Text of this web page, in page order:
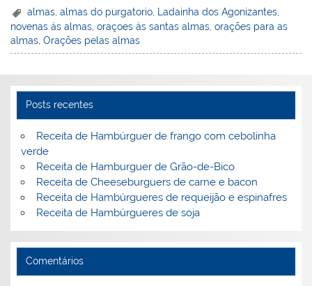
er
e
st
k
e
dI
c
e
b
o
k
itt
er
ai
l
h
o
o
l
t
ar
e
almas ,almas do purgatorio Ladainha dos Agonizantes
novenas ás almas,oraçoes ás santas almas,orações para as
almas,Orações pelas almas
Posts recentes
Receita de Hambúrguer de frango com cebolinha
verde
Receita de Hamburguer de Grão-de-Bico
Receita de Cheeseburguers de carne e bacon
Receita de Hambúrgueres de requeijão e espinafres
Receita de Hambúrgueres de soja
Comentários